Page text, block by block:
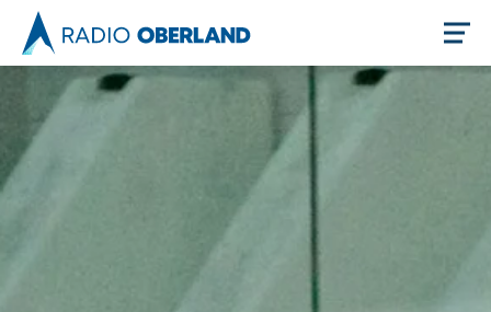
Jetzt live hören